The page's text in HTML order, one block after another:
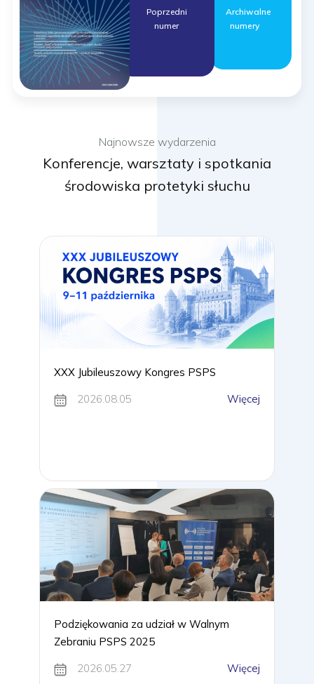
Poprzedni
numer
Archiwalne
numery
Najnowsze wydarzenia
Konferencje, warsztaty i spotkania
środowiska protetyki słuchu
XXX Jubileuszowy Kongres PSPS
2026.08.05
Więcej
Podziękowania za udział w Walnym
Zebraniu PSPS 2025
2026.05.27
Więcej